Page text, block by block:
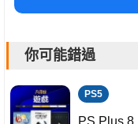
你可能錯過
PS5
PS Plus